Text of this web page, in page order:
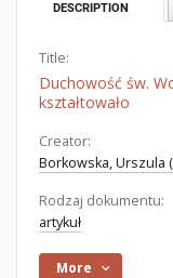
DESCRIPTION
Title:
Duchowość św.
kształtowało
Creator:
Borkowska, Urszula
Rodzaj dokumentu:
artykuł
More